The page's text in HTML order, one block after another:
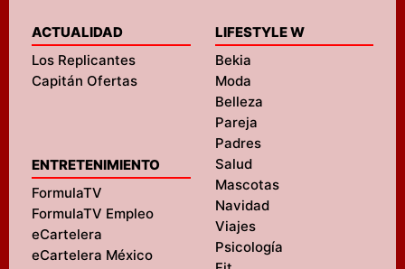
ACTUALIDAD
Los Replicantes
Capitán Ofertas
ENTRETENIMIENTO
FormulaTV
FormulaTV Empleo
eCartelera
eCartelera México
LIFESTYLE W
Bekia
Moda
Belleza
Pareja
Padres
Salud
Mascotas
Navidad
Viajes
Psicología